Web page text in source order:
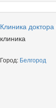
Клиника
клиника
Город: Белгород